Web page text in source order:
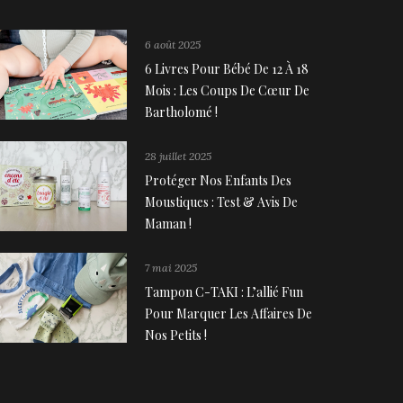
6 août 2025
6 Livres Pour Bébé De 12 À 18
Mois : Les Coups De Cœur De
Bartholomé !
28 juillet 2025
Protéger Nos Enfants Des
Moustiques : Test & Avis De
Maman !
7 mai 2025
Tampon C-TAKI : L’allié Fun
Pour Marquer Les Affaires De
Nos Petits !